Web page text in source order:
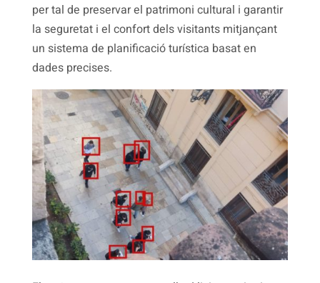
per tal de preservar el patrimoni cultural i garantir
la seguretat i el confort dels visitants mitjançant
un sistema de planificació turística basat en
dades precises.